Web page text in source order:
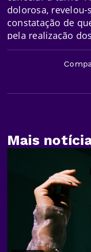
dolorosa, revelou-
constatação de
pela realização
garantir as
apresentações da
forma como
Fonte:
Mais